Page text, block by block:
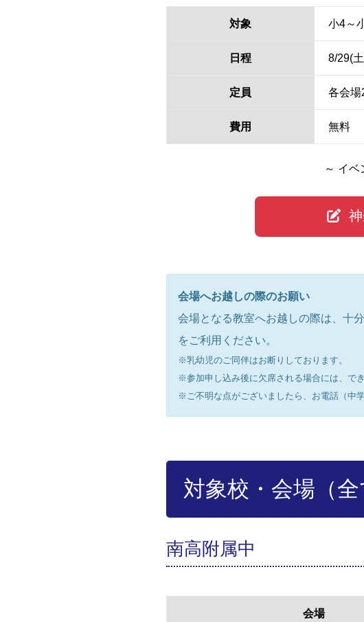
対象 小4～
日程 8/29(
定員 各会場
費用 無料
～ イベ
会場へお越しの際のお願い
会場となる教室へお越しの際は、十
をご利用ください。
※乳幼児のご同伴はお断りしております。
※参加申し込み後に欠席される場合には、で
※ご不明な点がございましたら、お電話（中
対象校・会場（全
南高附属中
会場